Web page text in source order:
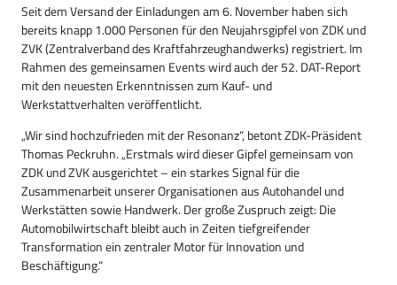
Seit dem Versand der Einladungen am 6. November haben sich
bereits knapp 1.000 Personen für den Neujahrsgipfel von ZDK und
ZVK (Zentralverband des Kraftfahrzeughandwerks) registriert. Im
Rahmen des gemeinsamen Events wird auch der 52. DAT-Report
mit den neuesten Erkenntnissen zum Kauf- und
Werkstattverhalten veröffentlicht.
„Wir sind hochzufrieden mit der Resonanz“, betont ZDK-Präsident
Thomas Peckruhn. „Erstmals wird dieser Gipfel gemeinsam von
ZDK und ZVK ausgerichtet – ein starkes Signal für die
Zusammenarbeit unserer Organisationen aus Autohandel und
Werkstätten sowie Handwerk. Der große Zuspruch zeigt: Die
Automobilwirtschaft bleibt auch in Zeiten tiefgreifender
Transformation ein zentraler Motor für Innovation und
Beschäftigung.“